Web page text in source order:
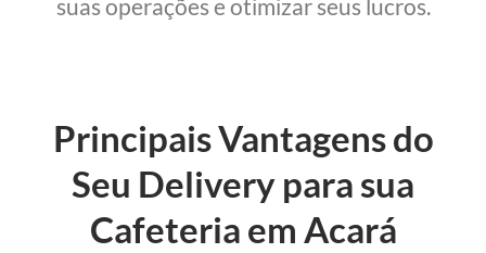
suas operações e otimizar seus lucros.
Principais Vantagens do
Seu Delivery para sua
Cafeteria em Acará